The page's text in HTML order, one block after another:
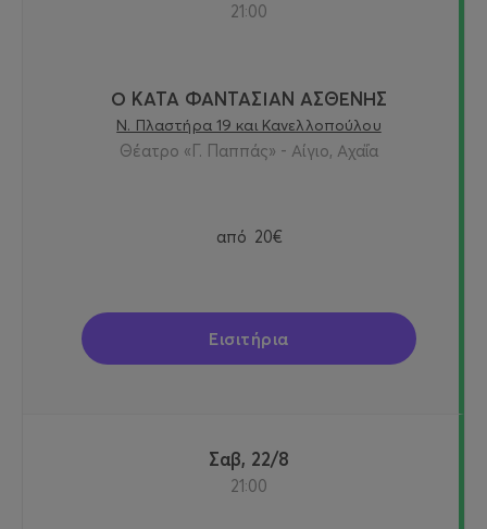
21:00
Ο ΚΑΤΑ ΦΑΝΤΑΣΙΑΝ ΑΣΘΕΝΗΣ
Ν. Πλαστήρα 19 και Κανελλοπούλου
Θέατρο «Γ. Παππάς» - Αίγιο, Αχαΐα
από 20€
Εισιτήρια
Σαβ, 22/8
21:00